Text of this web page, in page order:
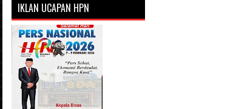
IKLAN UCAPAN HPN